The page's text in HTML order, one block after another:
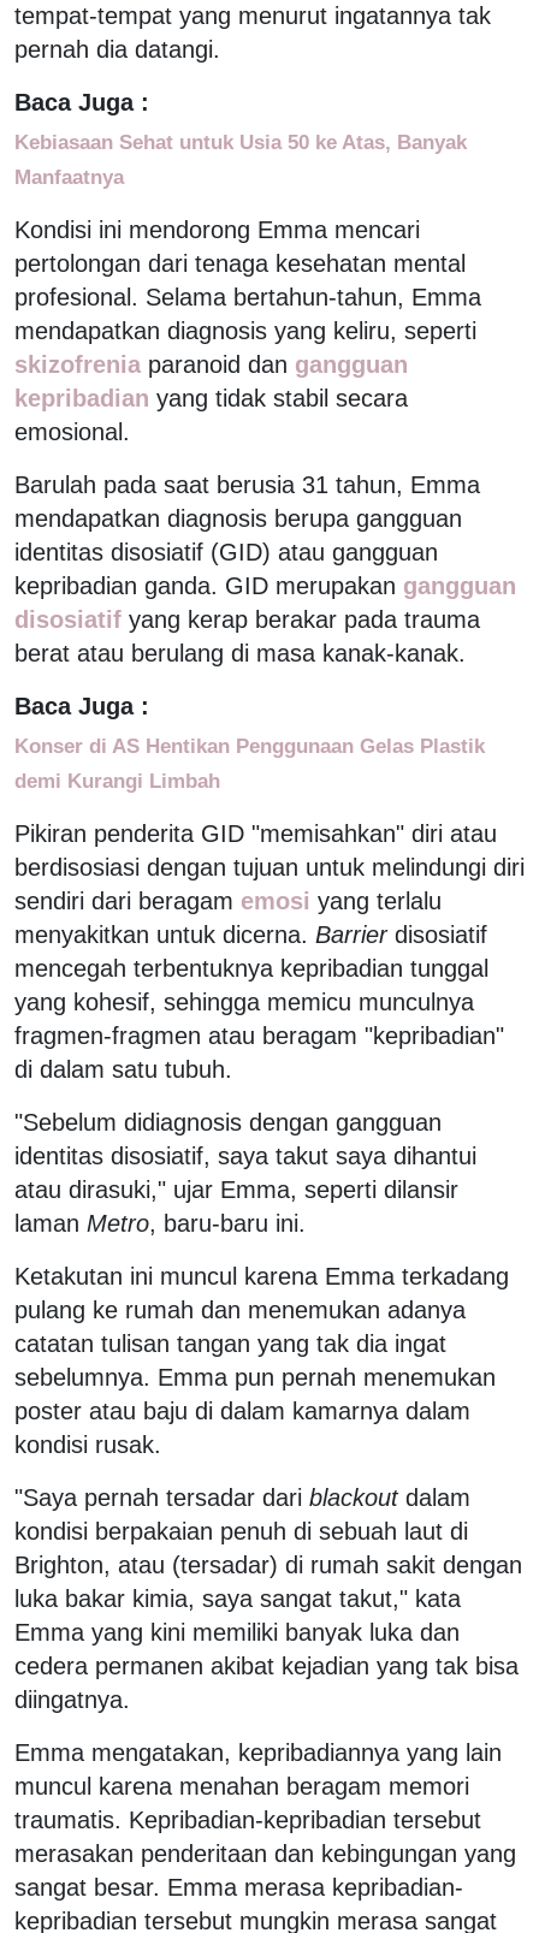
tempat-tempat yang menurut ingatannya tak
pernah dia datangi.
Baca Juga :
Kebiasaan Sehat untuk Usia 50 ke Atas, Banyak
Manfaatnya
Kondisi ini mendorong Emma mencari
pertolongan dari tenaga kesehatan mental
profesional. Selama bertahun-tahun, Emma
mendapatkan diagnosis yang keliru, seperti
skizofrenia paranoid dan gangguan
kepribadian yang tidak stabil secara
emosional.
Barulah pada saat berusia 31 tahun, Emma
mendapatkan diagnosis berupa gangguan
identitas disosiatif (GID) atau gangguan
kepribadian ganda. GID merupakan gangguan
disosiatif yang kerap berakar pada trauma
berat atau berulang di masa kanak-kanak.
Baca Juga :
Konser di AS Hentikan Penggunaan Gelas Plastik
demi Kurangi Limbah
Pikiran penderita GID "memisahkan" diri atau
berdisosiasi dengan tujuan untuk melindungi diri
sendiri dari beragam emosi yang terlalu
menyakitkan untuk dicerna. Barrierdisosiatif
mencegah terbentuknya kepribadian tunggal
yang kohesif, sehingga memicu munculnya
fragmen-fragmen atau beragam "kepribadian"
di dalam satu tubuh.
"Sebelum didiagnosis dengan gangguan
identitas disosiatif, saya takut saya dihantui
atau dirasuki," ujar Emma, seperti dilansir
laman Metro, baru-baru ini.
Ketakutan ini muncul karena Emma terkadang
pulang ke rumah dan menemukan adanya
catatan tulisan tangan yang tak dia ingat
sebelumnya. Emma pun pernah menemukan
poster atau baju di dalam kamarnya dalam
kondisi rusak.
"Saya pernah tersadar dari blackoutdalam
kondisi berpakaian penuh di sebuah laut di
Brighton, atau (tersadar) di rumah sakit dengan
luka bakar kimia, saya sangat takut," kata
Emma yang kini memiliki banyak luka dan
cedera permanen akibat kejadian yang tak bisa
diingatnya.
Emma mengatakan, kepribadiannya yang lain
muncul karena menahan beragam memori
traumatis. Kepribadian-kepribadian tersebut
merasakan penderitaan dan kebingungan yang
sangat besar. Emma merasa kepribadian-
kepribadian tersebut mungkin merasa sangat